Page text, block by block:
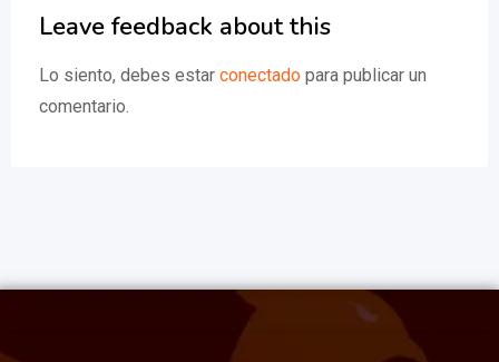
Leave feedback about this
Lo siento, debes estar conectado para publicar un
comentario.